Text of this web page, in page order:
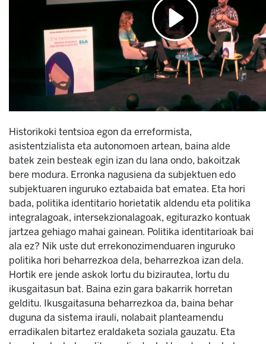
Historikoki tentsioa egon da erreformista,
asistentzialista eta autonomoen artean, baina alde
batek zein besteak egin izan du lana ondo, bakoitzak
bere modura. Erronka nagusiena da subjektuen edo
subjektuaren inguruko eztabaida bat ematea. Eta hori
bada, politika identitario horietatik aldendu eta politika
integralagoak, intersekzionalagoak, egiturazko kontuak
jartzea gehiago mahai gainean. Politika identitarioak bai
ala ez? Nik uste dut errekonozimenduaren inguruko
politika hori beharrezkoa dela, beharrezkoa izan dela.
Hortik ere jende askok lortu du bizirautea, lortu du
ikusgaitasun bat. Baina ezin gara bakarrik horretan
gelditu. Ikusgaitasuna beharrezkoa da, baina behar
duguna da sistema irauli, nolabait planteamendu
erradikalen bitartez eraldaketa soziala gauzatu. Eta